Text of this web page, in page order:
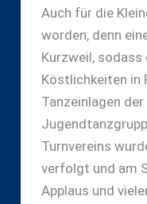
Auch für die
worden, denn
Kurzweil, sodass
Köstlichkeiten in
Tanzeinlagen
Turnvereins
verfolgt und am
Applaus und